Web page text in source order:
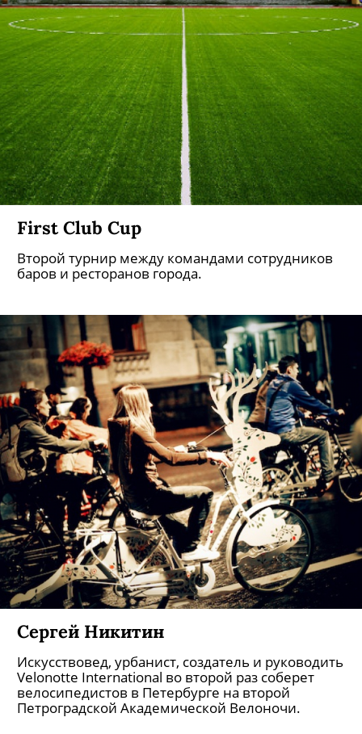
First Club Cup
Второй турнир между командами сотрудников
баров и ресторанов города.
Сергей Никитин
Искусствовед, урбанист, создатель и руководить
Velonotte International во второй раз соберет
велосипедистов в Петербурге на второй
Петроградской Академической Велоночи.